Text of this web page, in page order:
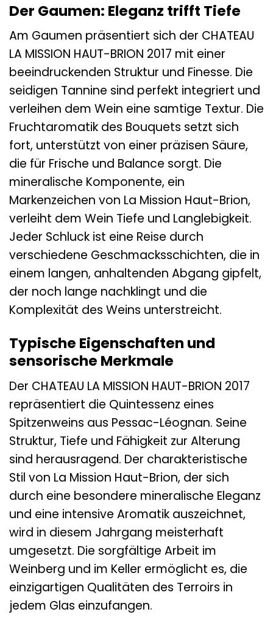
Der Gaumen: Eleganz trifft Tiefe
Am Gaumen präsentiert sich der CHATEAU
LA MISSION HAUT-BRION 2017 mit einer
beeindruckenden Struktur und Finesse. Die
seidigen Tannine sind perfekt integriert und
verleihen dem Wein eine samtige Textur. Die
Fruchtaromatik des Bouquets setzt sich
fort, unterstützt von einer präzisen Säure,
die für Frische und Balance sorgt. Die
mineralische Komponente, ein
Markenzeichen von La Mission Haut-Brion,
verleiht dem Wein Tiefe und Langlebigkeit.
Jeder Schluck ist eine Reise durch
verschiedene Geschmacksschichten, die in
einem langen, anhaltenden Abgang gipfelt,
der noch lange nachklingt und die
Komplexität des Weins unterstreicht.
Typische Eigenschaften und
sensorische Merkmale
Der CHATEAU LA MISSION HAUT-BRION 2017
repräsentiert die Quintessenz eines
Spitzenweins aus Pessac-Léognan. Seine
Struktur, Tiefe und Fähigkeit zur Alterung
sind herausragend. Der charakteristische
Stil von La Mission Haut-Brion, der sich
durch eine besondere mineralische Eleganz
und eine intensive Aromatik auszeichnet,
wird in diesem Jahrgang meisterhaft
umgesetzt. Die sorgfältige Arbeit im
Weinberg und im Keller ermöglicht es, die
einzigartigen Qualitäten des Terroirs in
jedem Glas einzufangen.